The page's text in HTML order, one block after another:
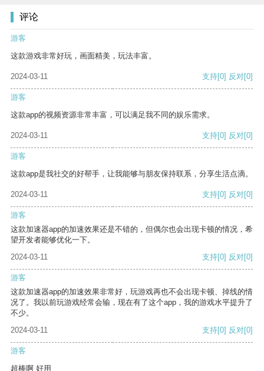
评论
游客
这款游戏非常好玩，画面精美，玩法丰富。
2024-03-11 支持[0] 反对[0]
游客
这款app的视频资源非常丰富，可以满足我不同的娱乐需求。
2024-03-11 支持[0] 反对[0]
游客
这款app是我社交的好帮手，让我能够与朋友保持联系，分享生活点滴。
2024-03-11 支持[0] 反对[0]
游客
这款加速器app的加速效果还是不错的，但偶尔也会出现卡顿的情况，希
望开发者能够优化一下。
2024-03-11
支持[0] 反对[0]
游客
这款加速器app的加速效果非常好，玩游戏再也不会出现卡顿、掉线的情
况了。我以前玩游戏经常会输，现在有了这个app，我的游戏水平提升了
不少。
2024-03-11
支持[0] 反对[0]
游客
超棒啊 好用